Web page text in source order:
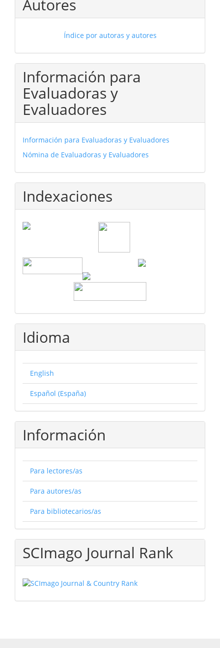
Autores
Índice por autoras y autores
Información para
Evaluadoras y
Evaluadores
Información para Evaluadoras y Evaluadores
Nómina de Evaluadoras y Evaluadores
Indexaciones
Idioma
English
Español (España)
Información
Para lectores/as
Para autores/as
Para bibliotecarios/as
SCImago Journal Rank